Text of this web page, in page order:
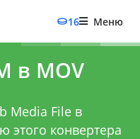
16 Меню
в MOV
Media File в
этого конвертера